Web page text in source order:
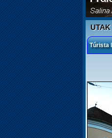
UTAK
Túrista